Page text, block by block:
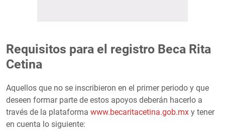
Requisitos para el registro Beca Rita
Cetina
Aquellos que no se inscribieron en el primer periodo y que
deseen formar parte de estos apoyos deberán hacerlo a
través de la plataforma www.becaritacetina.gob.mx y tener
en cuenta lo siguiente: